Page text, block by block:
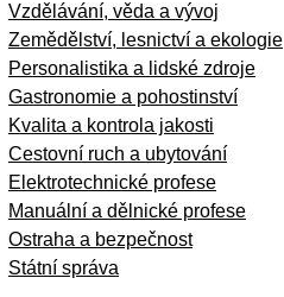
Vzdělávání, věda a vývoj
Zemědělství, lesnictví a ekologie
Personalistika a lidské zdroje
Gastronomie a pohostinství
Kvalita a kontrola jakosti
Cestovní ruch a ubytování
Elektrotechnické profese
Manuální a dělnické profese
Ostraha a bezpečnost
Státní správa